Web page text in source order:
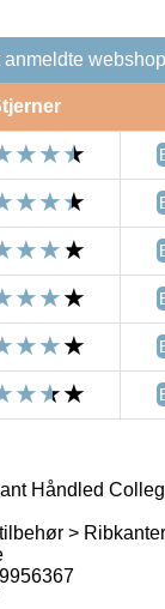
anmeldte
Håndled
> Ribkanter